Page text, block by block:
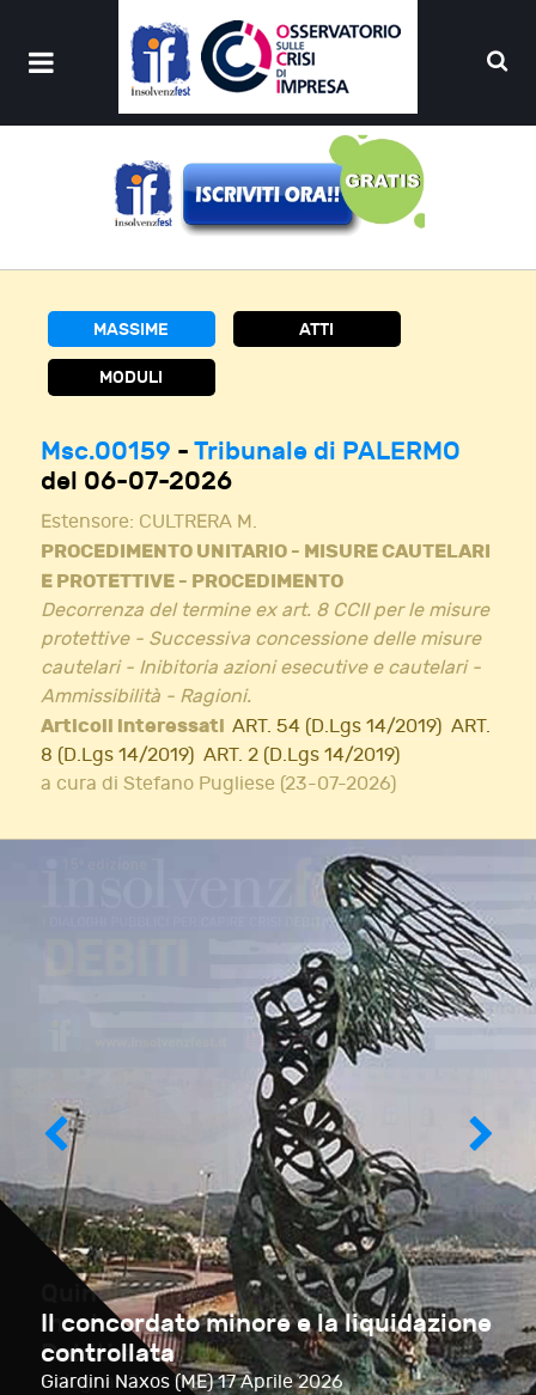
MASSIME ATTI
MODULI
Msc.00159 - Tribunale di PALERMO
del 06-07-2026
Estensore: CULTRERA M.
PROCEDIMENTO UNITARIO - MISURE CAUTELARI
E PROTETTIVE - PROCEDIMENTO
Decorrenza del termine ex art. 8 CCII per le misure
protettive - Successiva concessione delle misure
cautelari - Inibitoria azioni esecutive e cautelari -
Ammissibilità - Ragioni.
Articoli interessati ART. 54 (D.Lgs 14/2019) ART.
8 (D.Lgs 14/2019) ART. 2 (D.Lgs 14/2019)
a cura di Stefano Pugliese (23-07-2026)
Il concordato minore e la liquidazione
controllata
Giardini Naxos (ME) 17 Aprile 2026